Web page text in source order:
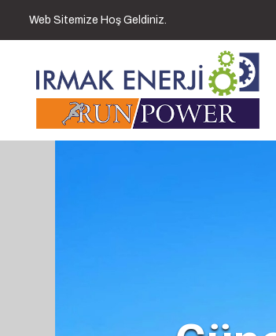
Web Sitemize Hoş Geldiniz.